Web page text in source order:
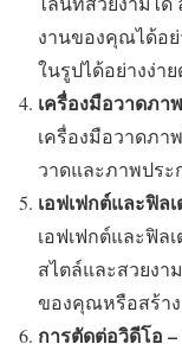
งานของคุณได้อ
ในรูปได้อย่างง่าย
เครื่องมือวาดภา
เครื่องมือวาดภ
วาดและภาพประ
เอฟเฟกต์และฟิล
เอฟเฟกต์และฟิ
สไตล์และสวยง
ของคุณหรือสร้าง
การตัดต่อวิดีโอ –